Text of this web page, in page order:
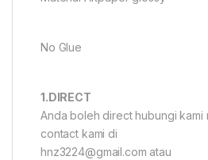
No Glue
1.DIRECT
Anda boleh direct hubungi kami
contact kami di
hnz3224@gmail.com atau